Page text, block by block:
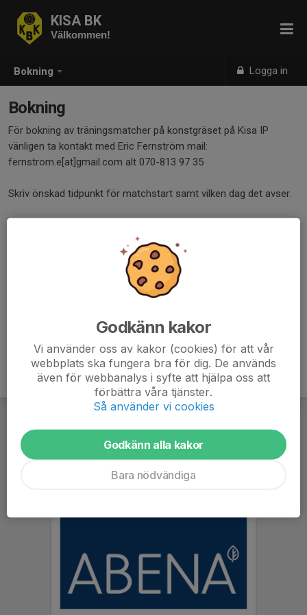
Bokning Logga in
KISA BK
Välkommen!
Bokning
För bokning av träningsmatcher på konstgräset på Kisa IP
vänligen ta kontakt med Eric Fernström mail:
fernstrom.e[at]gmail.com alt 070-813 97 35
Skriv önskad tidpunkt för matchstart samt vilken dag det avser.
spelbar eller ej. Vill man ändra eller ta bort match kontaktar man
Godkänn kakor
Vi använder oss av kakor (cookies) för att vår
webbplats ska fungera bra för dig. De används
även för webbanalys i syfte att hjälpa oss att
förbättra våra tjänster.
Så använder vi cookies
Godkänn alla kakor
Bara nödvändiga